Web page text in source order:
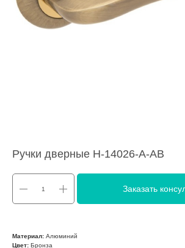
Ручки дверные H-14026-A-AB
Заказать
Материал: Алюминий
Цвет: Бронза